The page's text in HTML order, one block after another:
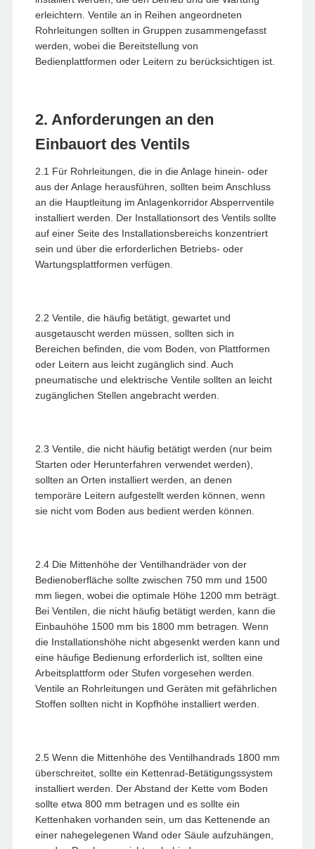
erleichtern. Ventile an in Reihen angeordneten
Rohrleitungen sollten in Gruppen zusammengefasst
werden, wobei die Bereitstellung von
Bedienplattformen oder Leitern zu berücksichtigen ist.
2. Anforderungen an den
Einbauort des Ventils
2.1 Für Rohrleitungen, die in die Anlage hinein- oder
aus der Anlage herausführen, sollten beim Anschluss
an die Hauptleitung im Anlagenkorridor Absperrventile
installiert werden. Der Installationsort des Ventils sollte
auf einer Seite des Installationsbereichs konzentriert
sein und über die erforderlichen Betriebs- oder
Wartungsplattformen verfügen.
2.2 Ventile, die häufig betätigt, gewartet und
ausgetauscht werden müssen, sollten sich in
Bereichen befinden, die vom Boden, von Plattformen
oder Leitern aus leicht zugänglich sind. Auch
pneumatische und elektrische Ventile sollten an leicht
zugänglichen Stellen angebracht werden.
2.3 Ventile, die nicht häufig betätigt werden (nur beim
Starten oder Herunterfahren verwendet werden),
sollten an Orten installiert werden, an denen
temporäre Leitern aufgestellt werden können, wenn
sie nicht vom Boden aus bedient werden können.
2.4 Die Mittenhöhe der Ventilhandräder von der
Bedienoberfläche sollte zwischen 750 mm und 1500
mm liegen, wobei die optimale Höhe 1200 mm beträgt.
Bei Ventilen, die nicht häufig betätigt werden, kann die
Einbauhöhe 1500 mm bis 1800 mm betragen. Wenn
die Installationshöhe nicht abgesenkt werden kann und
eine häufige Bedienung erforderlich ist, sollten eine
Arbeitsplattform oder Stufen vorgesehen werden.
Ventile an Rohrleitungen und Geräten mit gefährlichen
Stoffen sollten nicht in Kopfhöhe installiert werden.
2.5 Wenn die Mittenhöhe des Ventilhandrads 1800 mm
überschreitet, sollte ein Kettenrad-Betätigungssystem
installiert werden. Der Abstand der Kette vom Boden
sollte etwa 800 mm betragen und es sollte ein
Kettenhaken vorhanden sein, um das Kettenende an
einer nahegelegenen Wand oder Säule aufzuhängen,